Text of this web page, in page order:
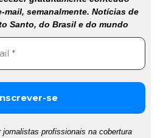
mail, semanalmente. Notícias de
Santo, do Brasil e do mundo
jornalistas profissionais na cobertura